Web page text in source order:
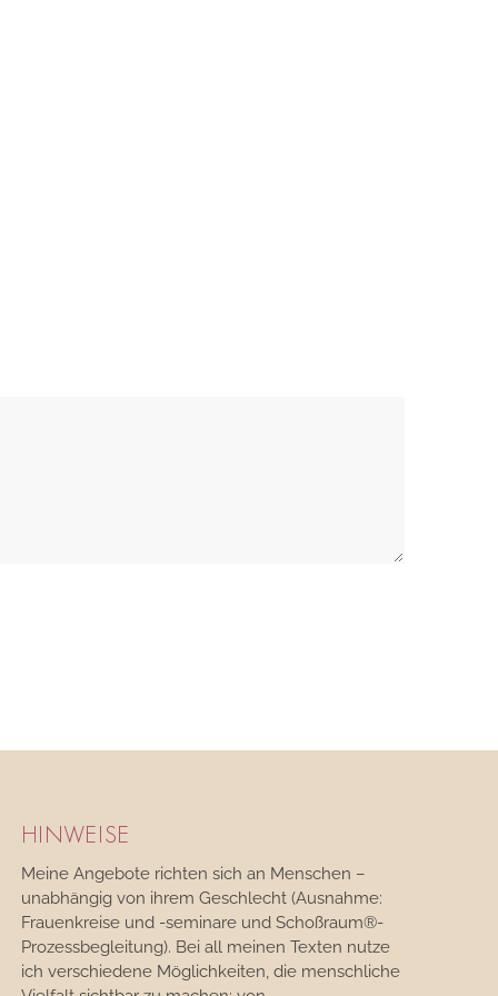
HINWEISE
Meine Angebote richten sich an Menschen –
unabhängig von ihrem Geschlecht (Ausnahme:
Frauenkreise und -seminare und Schoßraum®-
Prozessbegleitung). Bei all meinen Texten nutze
ich verschiedene Möglichkeiten, die menschliche